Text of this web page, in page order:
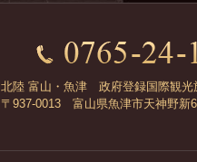
北陸 富山・魚津 政府登録国際観
〒937-0013 富山県魚津市天神野新